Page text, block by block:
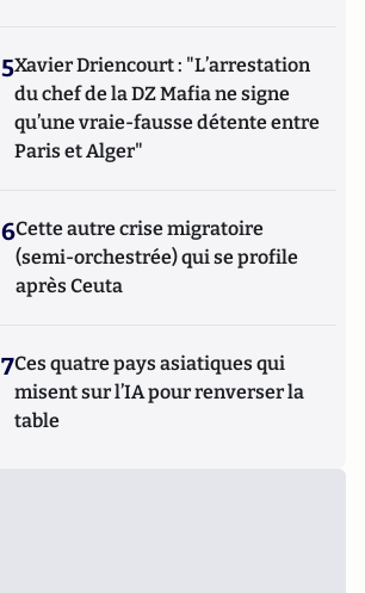
5Xavier Driencourt : "L’arrestation
du chef de la DZ Mafia ne signe
qu’une vraie-fausse détente entre
Paris et Alger"
6Cette autre crise migratoire
(semi-orchestrée) qui se profile
après Ceuta
7Ces quatre pays asiatiques qui
misent sur l’IA pour renverser la
table